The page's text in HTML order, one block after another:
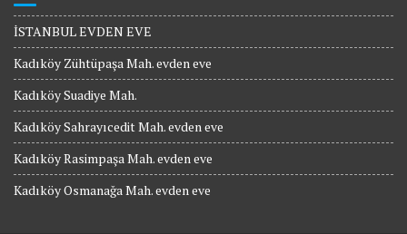
İSTANBUL EVDEN EVE
Kadıköy Zühtüpaşa Mah. evden eve
Kadıköy Suadiye Mah.
Kadıköy Sahrayıcedit Mah. evden eve
Kadıköy Rasimpaşa Mah. evden eve
Kadıköy Osmanağa Mah. evden eve